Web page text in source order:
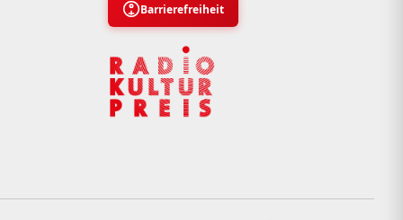
Barrierefreiheit